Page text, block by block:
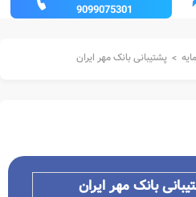
9099075301
> پشتیبانی بانک مهر ایران
بانک مهر ایران